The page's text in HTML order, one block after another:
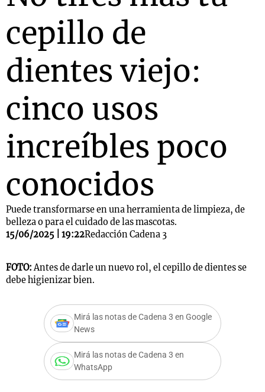
cepillo de
dientes viejo:
cinco usos
increíbles poco
conocidos
Puede transformarse en una herramienta de limpieza, de
belleza o para el cuidado de las mascotas.
15/06/2025 | 19:22Redacción Cadena 3
FOTO:Antes de darle un nuevo rol, el cepillo de dientes se
debe higienizar bien.
Mirá las notas de Cadena 3 en Google
News
Mirá las notas de Cadena 3 en
WhatsApp